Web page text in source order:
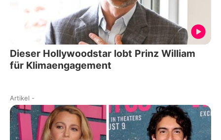
Dieser Hollywoodstar lobt Prinz William
für Klimaengagement
Artikel -